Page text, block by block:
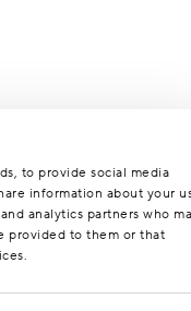
to provide social media
information about your
analytics partners who
provided to them or that